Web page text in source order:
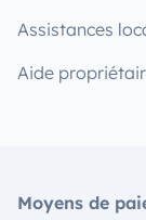
Assistances
Aide
Moyens de